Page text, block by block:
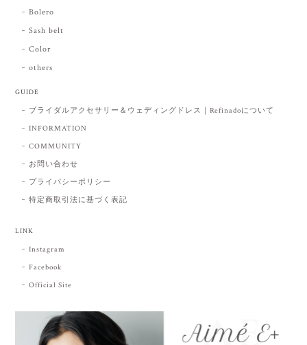
Bolero
Sash belt
Color
others
GUIDE
ブライダルアクセサリー＆ウェディングドレス｜Refinadoについて
INFORMATION
COMMUNITY
お問い合わせ
プライバシーポリシー
特定商取引法に基づく表記
LINK
Instagram
Facebook
Official Site